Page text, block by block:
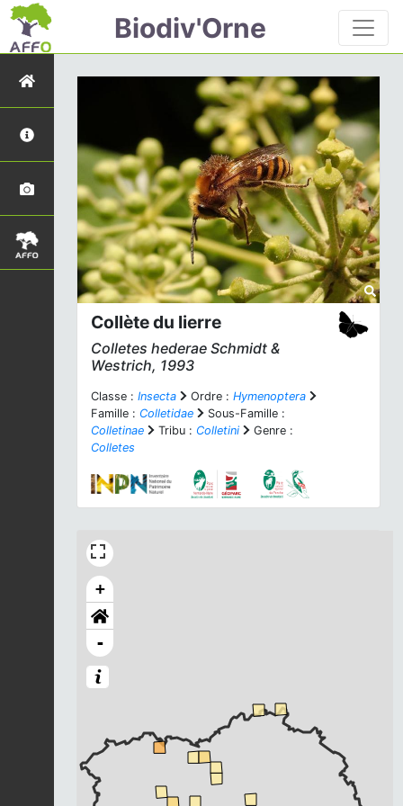
Biodiv'Orne
Collète du lierre
Colletes hederae Schmidt &
Westrich, 1993
Classe : Insecta Ordre : Hymenoptera
Famille : Colletidae
Sous-Famille :
Colletinae
Tribu : Colletini
Genre :
Colletes
+
-